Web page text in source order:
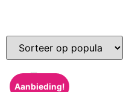
Aanbieding!